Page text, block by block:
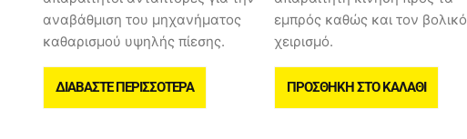
αναβάθμιση του μηχανήματος
καθαρισμού υψηλής πίεσης.
ΔΙΑΒΆΣΤΕ ΠΕΡΙΣΣΌΤΕΡΑ
εμπρός καθώς και τον βολικό
χειρισμό.
ΠΡΟΣΘΉΚΗ ΣΤΟ ΚΑΛΆΘΙ